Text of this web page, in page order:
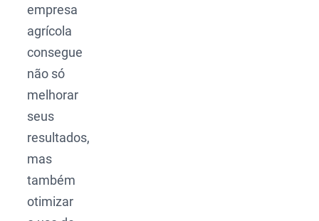
empresa
agrícola
consegue
não só
melhorar
seus
resultados,
mas
também
otimizar